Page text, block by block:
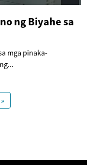
ng Biyahe sa
mga pinaka-
»